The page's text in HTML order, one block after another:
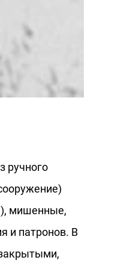
ручного
мишенные,
и патронов. В